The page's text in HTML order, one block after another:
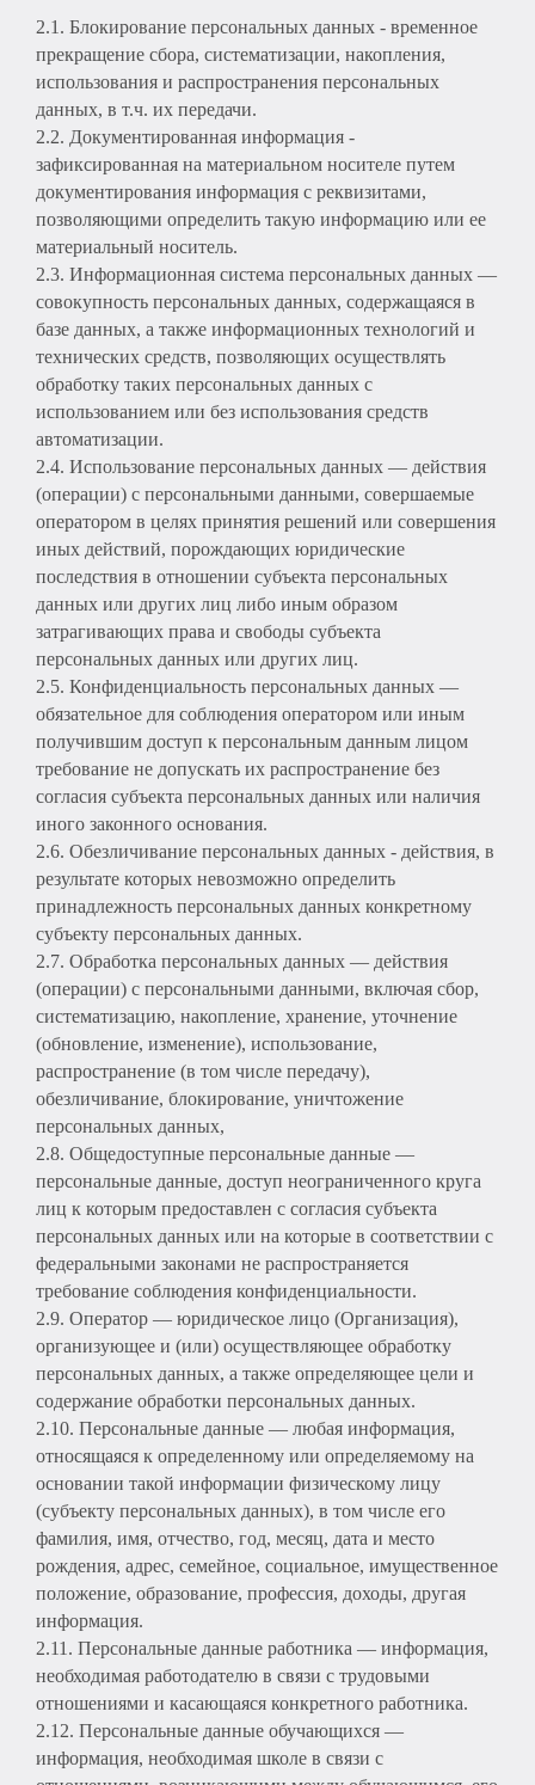
2.1. Блокирование персональных данных - временное
прекращение сбора, систематизации, накопления,
использования и распространения персональных
данных, в т.ч. их передачи.
2.2. Документированная информация -
зафиксированная на материальном носителе путем
документирования информация с реквизитами,
позволяющими определить такую информацию или ее
материальный носитель.
2.3. Информационная система персональных данных —
совокупность персональных данных, содержащаяся в
базе данных, а также информационных технологий и
технических средств, позволяющих осуществлять
обработку таких персональных данных с
использованием или без использования средств
автоматизации.
2.4. Использование персональных данных — действия
(операции) с персональными данными, совершаемые
оператором в целях принятия решений или совершения
иных действий, порождающих юридические
последствия в отношении субъекта персональных
данных или других лиц либо иным образом
затрагивающих права и свободы субъекта
персональных данных или других лиц.
2.5. Конфиденциальность персональных данных —
обязательное для соблюдения оператором или иным
получившим доступ к персональным данным лицом
требование не допускать их распространение без
согласия субъекта персональных данных или наличия
иного законного основания.
2.6. Обезличивание персональных данных - действия, в
результате которых невозможно определить
принадлежность персональных данных конкретному
субъекту персональных данных.
2.7. Обработка персональных данных — действия
(операции) с персональными данными, включая сбор,
систематизацию, накопление, хранение, уточнение
(обновление, изменение), использование,
распространение (в том числе передачу),
обезличивание, блокирование, уничтожение
персональных данных,
2.8. Общедоступные персональные данные —
персональные данные, доступ неограниченного круга
лиц к которым предоставлен с согласия субъекта
персональных данных или на которые в соответствии с
федеральными законами не распространяется
требование соблюдения конфиденциальности.
2.9. Оператор — юридическое лицо (Организация),
организующее и (или) осуществляющее обработку
персональных данных, а также определяющее цели и
содержание обработки персональных данных.
2.10. Персональные данные — любая информация,
относящаяся к определенному или определяемому на
основании такой информации физическому лицу
(субъекту персональных данных), в том числе его
фамилия, имя, отчество, год, месяц, дата и место
рождения, адрес, семейное, социальное, имущественное
положение, образование, профессия, доходы, другая
информация.
2.11. Персональные данные работника — информация,
необходимая работодателю в связи с трудовыми
отношениями и касающаяся конкретного работника.
2.12. Персональные данные обучающихся —
информация, необходимая школе в связи с